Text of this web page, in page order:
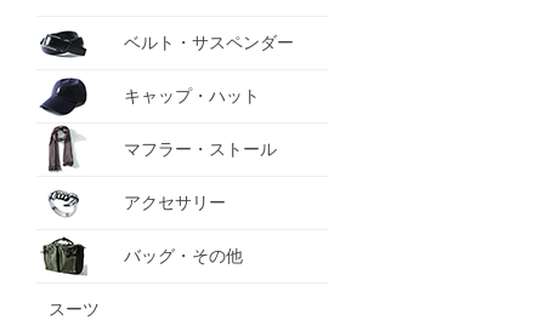
ベルト・サスペンダー
キャップ・ハット
マフラー・ストール
アクセサリー
バッグ・その他
スーツ